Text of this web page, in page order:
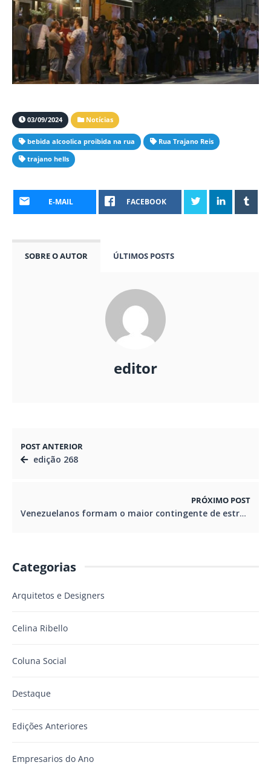
03/09/2024 Notícias
bebida alcoolica proibida na rua
Rua Trajano Reis
trajano hells
E-MAIL FACEBOOK
SOBRE O AUTOR ÚLTIMOS POSTS
editor
POST ANTERIOR
edição 268
PRÓXIMO POST
Venezuelanos formam o maior contingente de estrangeiros no Brasil.
Categorias
Arquitetos e Designers
Celina Ribello
Coluna Social
Destaque
Edições Anteriores
Empresarios do Ano